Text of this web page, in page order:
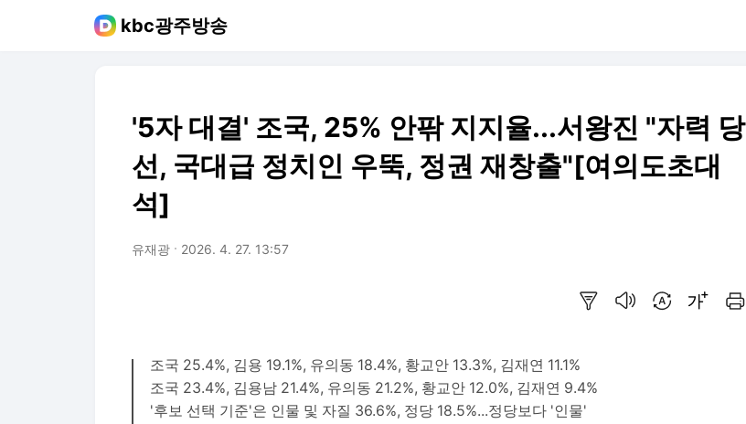
kbc광주방송
'5자 대결' 조국, 25% 안팎 지지율...서왕진 "자력 당
선, 국대급 정치인 우뚝, 정권 재창출"[여의도초대
석]
유재광 2026. 4. 27. 13:57
조국 25.4%, 김용 19.1%, 유의동 18.4%, 황교안 13.3%, 김재연 11.1%
조국 23.4%, 김용남 21.4%, 유의동 21.2%, 황교안 12.0%, 김재연 9.4%
'후보 선택 기준'은 인물 및 자질 36.6%, 정당 18.5%...정당보다 '인물'